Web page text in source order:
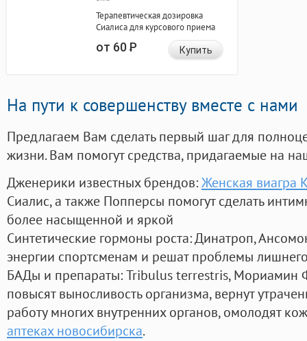
Терапевтическая дозировка
Сиалиса для курсового приема
от 60Р Купить
На пути к совершенству вместе с нами
Предлагаем Вам сделать первый шаг для
жизни. Вам помогут средства, придагаемые на
Дженерики известных брендов:Женская виагра
Сиалис, а также Попперсы помогут сделать
более насыщенной и яркой
Синтетические гормоны роста: Динатроп,
энергии спортсменам и решат проблемы
БАДы и препараты:Tribulus terrestris, Мориамин
повысят выносливость организма, вернут
работу многих внутренних органов, омолодят
аптеках новосибирска.